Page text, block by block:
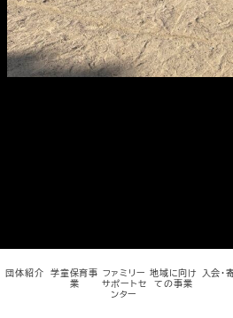
コ
ン
テ
団体紹介 学童保育事
業
ファミリー
サポートセ
ンター
地域に向け
ての事業
入会・